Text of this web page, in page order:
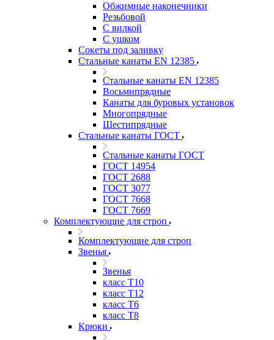
Обжимные наконечники
Резьбовой
С вилкой
С ушком
Сокеты под заливку
Стальные канаты EN 12385
Стальные канаты EN 12385
Восьмипрядные
Канаты для буровых установок
Многопрядные
Шестипрядные
Стальные канаты ГОСТ
Стальные канаты ГОСТ
ГОСТ 14954
ГОСТ 2688
ГОСТ 3077
ГОСТ 7668
ГОСТ 7669
Комплектующие для строп
Комплектующие для строп
Звенья
Звенья
класс Т10
класс Т12
класс Т6
класс Т8
Крюки